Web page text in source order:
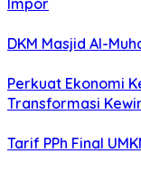
Impor
DKM Masjid Al-
Perkuat Ekonomi
Transformasi
Tarif PPh Final